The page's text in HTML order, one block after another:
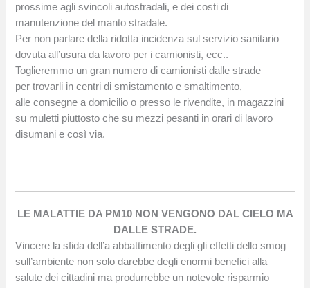
prossime agli svincoli autostradali, e dei costi di
manutenzione del manto stradale.
Per non parlare della ridotta incidenza sul servizio sanitario
dovuta all’usura da lavoro per i camionisti, ecc..
Toglieremmo un gran numero di camionisti dalle strade
per trovarli in centri di smistamento e smaltimento,
alle consegne a domicilio o presso le rivendite, in magazzini
su muletti piuttosto che su mezzi pesanti in orari di lavoro
disumani e così via.
LE MALATTIE DA PM10 NON VENGONO DAL CIELO MA
DALLE STRADE.
Vincere la sfida dell’a abbattimento degli gli effetti dello smog
sull’ambiente non solo darebbe degli enormi benefici alla
salute dei cittadini ma produrrebbe un notevole risparmio